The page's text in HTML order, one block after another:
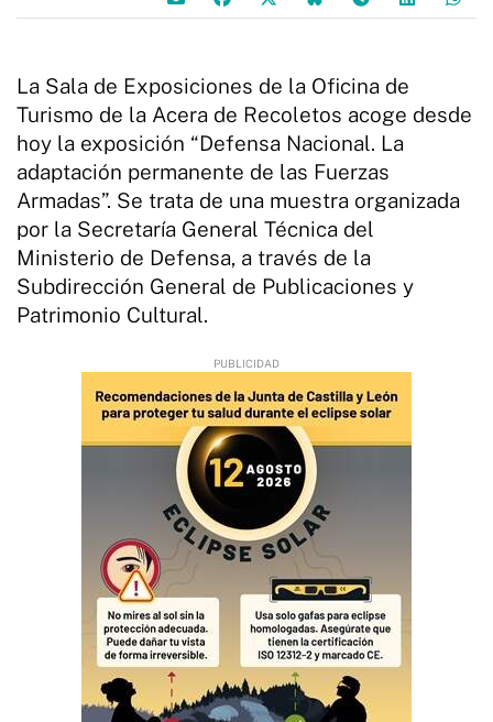
La Sala de Exposiciones de la Oficina de
Turismo de la Acera de Recoletos acoge desde
hoy la exposición “Defensa Nacional. La
adaptación permanente de las Fuerzas
Armadas”. Se trata de una muestra organizada
por la Secretaría General Técnica del
Ministerio de Defensa, a través de la
Subdirección General de Publicaciones y
Patrimonio Cultural.